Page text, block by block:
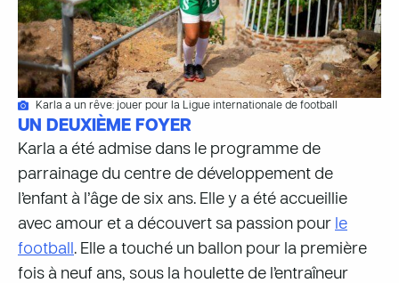
Karla a un rêve: jouer pour la Ligue internationale de football
UN DEUXIÈME FOYER
Karla a été admise dans le programme de
parrainage du centre de développement de
l’enfant à l’âge de six ans. Elle y a été accueillie
avec amour et a découvert sa passion pour le
football . Elle a touché un ballon pour la première
fois à neuf ans, sous la houlette de l’entraîneur